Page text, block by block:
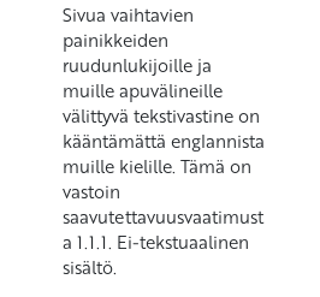
Sivua vaihtavien
painikkeiden
ruudunlukijoille ja
muille apuvälineille
välittyvä tekstivastine on
kääntämättä englannista
muille kielille. Tämä on
vastoin
saavutettavuusvaatimust
a 1.1.1. Ei-tekstuaalinen
sisältö.